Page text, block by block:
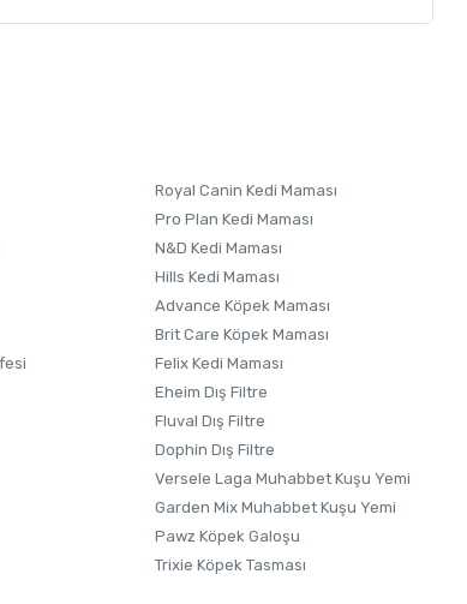
Royal Canin Kedi Maması
Pro Plan Kedi Maması
N&D Kedi Maması
Hills Kedi Maması
Advance Köpek Maması
Brit Care Köpek Maması
Felix Kedi Maması
Eheim Dış Filtre
Fluval Dış Filtre
Dophin Dış Filtre
Versele Laga Muhabbet Kuşu Yemi
Garden Mix Muhabbet Kuşu Yemi
Pawz Köpek Galoşu
Trixie Köpek Tasması